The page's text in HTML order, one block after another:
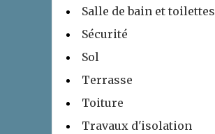
Salle de bain et toilettes
Sécurité
Sol
Terrasse
Toiture
Travaux d'isolation